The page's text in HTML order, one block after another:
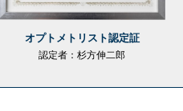
オプトメトリスト認定証
認定者：杉方伸二郎